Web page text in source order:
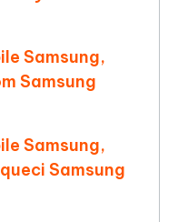
Samsung,
Samsung
Samsung,
Samsung